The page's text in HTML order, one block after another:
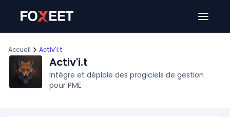
Accueil Activ'i.t
Activ'i.t
Intègre et déploie des progiciels de gestion
pour PME